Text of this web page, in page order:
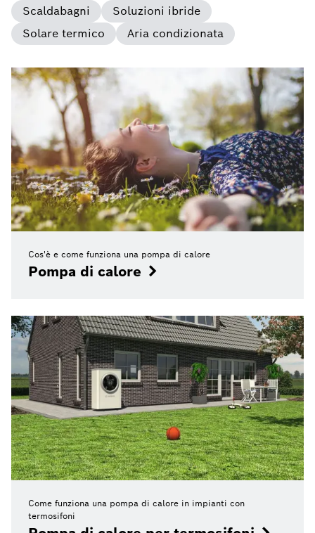
Scaldabagni
Soluzioni ibride
Solare termico
Aria condizionata
Cos'è e come funziona una pompa di calore
Pompa di calore
Come funziona una pompa di calore in impianti con
termosifoni